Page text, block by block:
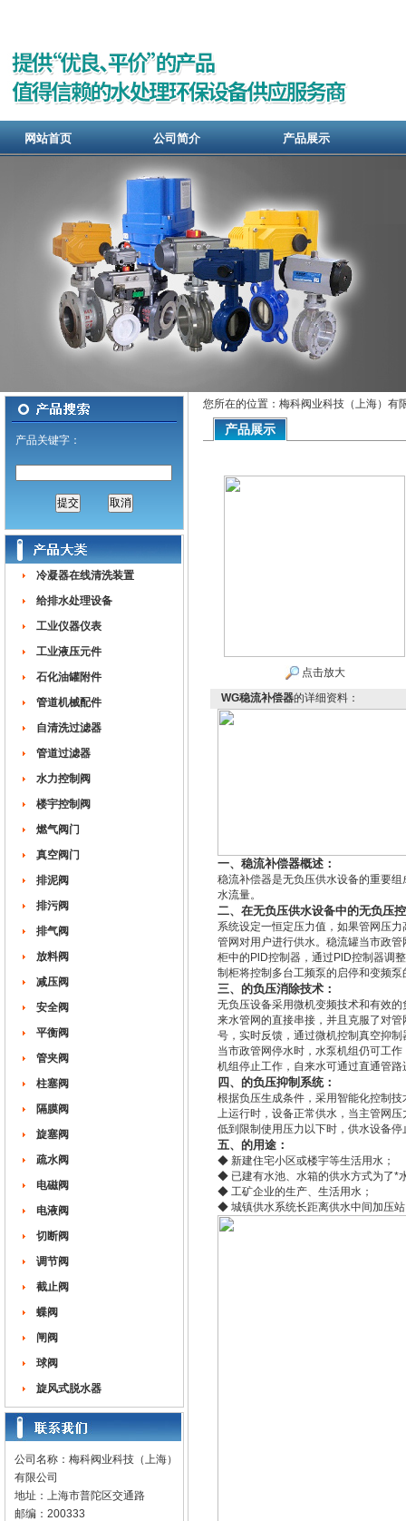
网站首页 公司简介 产品展示
产品关键字：
冷凝器在线清洗装置
给排水处理设备
工业仪器仪表
工业液压元件
石化油罐附件
管道机械配件
自清洗过滤器
管道过滤器
水力控制阀
楼宇控制阀
燃气阀门
真空阀门
排泥阀
排污阀
排气阀
放料阀
减压阀
安全阀
平衡阀
管夹阀
柱塞阀
隔膜阀
旋塞阀
疏水阀
电磁阀
电液阀
切断阀
调节阀
截止阀
蝶阀
闸阀
球阀
旋风式脱水器
公司名称：梅科阀业科技（上海）
有限公司
地址：上海市普陀区交通路
邮编：200333
您所在的位置：梅科阀业科技（上海）有
产品展示
点击放大
WG稳流补偿器的详细资料：
一、稳流补偿器概述：
稳流补偿器是无负压供水设备的重要
水流量。
二、在无负压供水设备中的无负压
系统设定一恒定压力值，如果管网压
管网对用户进行供水。稳流罐当市政
柜中的PlD控制器，通过PlD控制器调
制柜将控制多台工频泵的启停和变频
三、的负压消除技术：
无负压设备采用微机变频技术和有效
来水管网的直接串接，并且克服了对
号，实时反馈，通过微机控制真空抑
当市政管网停水时，水泵机组仍可工
机组停止工作，自来水可通过直通管
四、的负压抑制系统：
根据负压生成条件，采用智能化控制
上运行时，设备正常供水，当主管网
低到限制使用压力以下时，供水设备
五、的用途：
◆ 新建住宅小区或楼宇等生活用水；
◆ 已建有水池、水箱的供水方式为了*
◆ 工矿企业的生产、生活用水；
◆ 城镇供水系统长距离供水中间加压